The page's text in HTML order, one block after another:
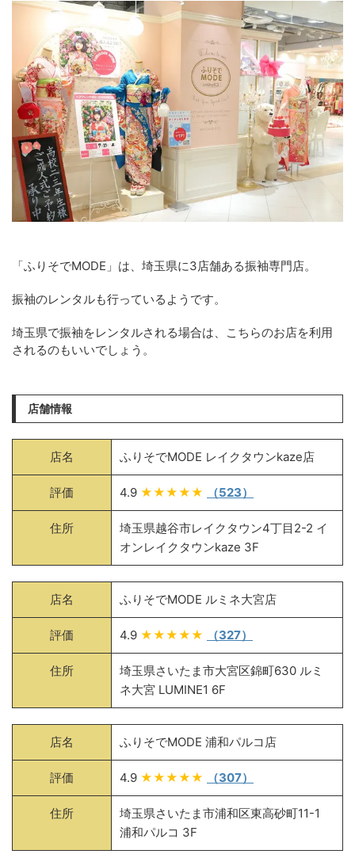
「ふりそでMODE」は、埼玉県に3店舗ある振袖専門店。
振袖のレンタルも行っているようです。
埼玉県で振袖をレンタルされる場合は、こちらのお店を利用
されるのもいいでしょう。
店舗情報
店名 ふりそでMODE レイクタウンkaze店
評価 4.9 ★★★★★ （523）
住所
埼玉県越谷市レイクタウン4丁目2-2 イ
オンレイクタウンkaze 3F
店名 ふりそでMODE ルミネ大宮店
評価 4.9 ★★★★★ （327）
住所
埼玉県さいたま市大宮区錦町630 ルミ
ネ大宮 LUMINE1 6F
店名 ふりそでMODE 浦和パルコ店
評価 4.9 ★★★★★ （307）
住所
埼玉県さいたま市浦和区東高砂町11-1
浦和パルコ 3F